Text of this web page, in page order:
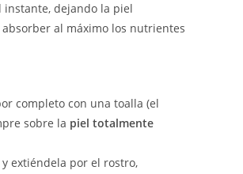
instante, dejando la piel
al máximo los nutrientes
completo con una toalla (el
sobre la piel totalmente
extiéndela por el rostro,